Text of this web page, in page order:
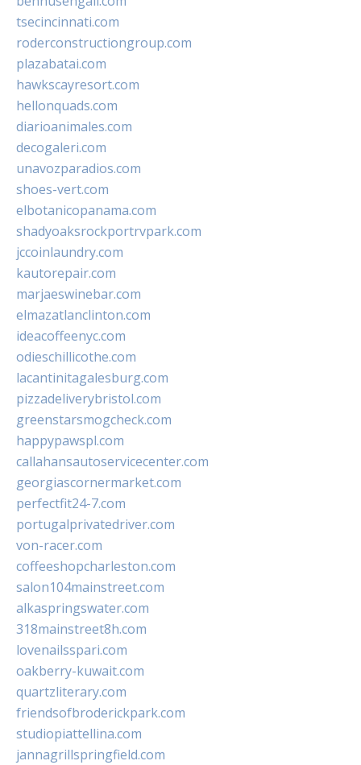
tsecincinnati.com
roderconstructiongroup.com
plazabatai.com
hawkscayresort.com
hellonquads.com
diarioanimales.com
decogaleri.com
unavozparadios.com
shoes-vert.com
elbotanicopanama.com
shadyoaksrockportrvpark.com
jccoinlaundry.com
kautorepair.com
marjaeswinebar.com
elmazatlanclinton.com
ideacoffeenyc.com
odieschillicothe.com
lacantinitagalesburg.com
pizzadeliverybristol.com
greenstarsmogcheck.com
happypawspl.com
callahansautoservicecenter.com
georgiascornermarket.com
perfectfit24-7.com
portugalprivatedriver.com
von-racer.com
coffeeshopcharleston.com
salon104mainstreet.com
alkaspringswater.com
318mainstreet8h.com
lovenailsspari.com
oakberry-kuwait.com
quartzliterary.com
friendsofbroderickpark.com
studiopiattellina.com
jannagrillspringfield.com